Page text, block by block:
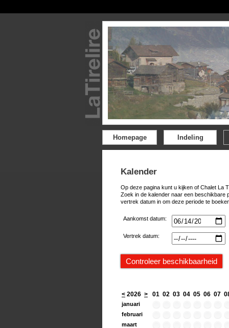
Homepage Indeling
Kalender
Op deze pagina kunt u kijken of Chalet La
Zoek in de kalender naar een beschikbare
vertrek datum in om deze periode te
Aankomst datum:
Vertrek datum:
< 2026 > 01 02 03 04 05 06 07
januari
februari
maart